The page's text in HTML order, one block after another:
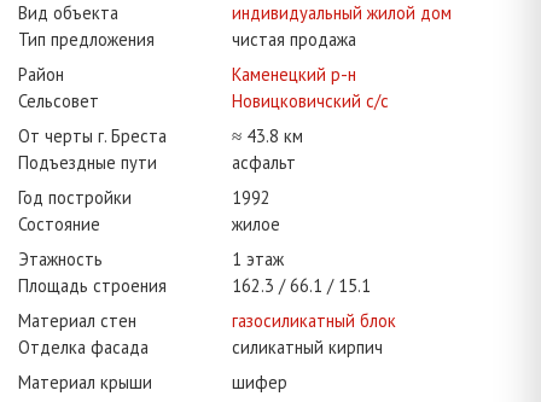
Вид объекта
индивидуальный жилой дом
Тип предложения
чистая продажа
Район
Каменецкий р-н
Сельсовет
Новицковичский с/с
От черты г. Бреста
≈ 43.8 км
Подъездные пути
асфальт
Год постройки
1992
Состояние
жилое
Этажность
1 этаж
Площадь строения
162.3 66.1
15.1
Материал стен
газосиликатный блок
Отделка фасада
силикатный кирпич
Материал крыши
шифер